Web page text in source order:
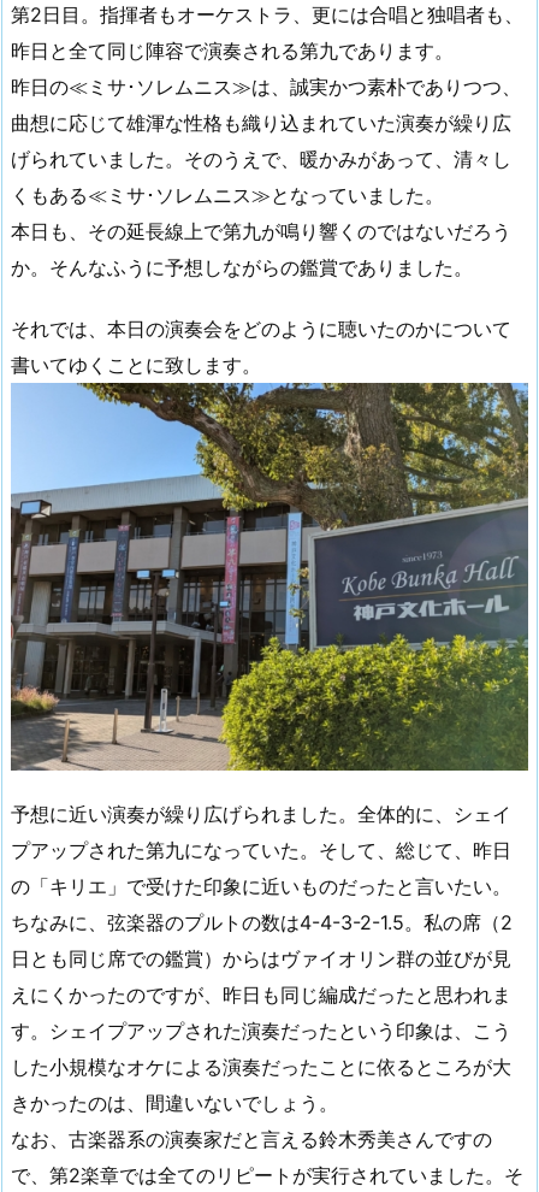
第2日目。指揮者もオーケストラ、更には合唱と独唱者も、
昨日と全て同じ陣容で演奏される第九であります。
昨日の≪ミサ･ソレムニス≫は、誠実かつ素朴でありつつ、
曲想に応じて雄渾な性格も織り込まれていた演奏が繰り広
げられていました。そのうえで、暖かみがあって、清々し
くもある≪ミサ･ソレムニス≫となっていました。
本日も、その延長線上で第九が鳴り響くのではないだろう
か。そんなふうに予想しながらの鑑賞でありました。
それでは、本日の演奏会をどのように聴いたのかについて
書いてゆくことに致します。
予想に近い演奏が繰り広げられました。全体的に、シェイ
プアップされた第九になっていた。そして、総じて、昨日
の「キリエ」で受けた印象に近いものだったと言いたい。
ちなみに、弦楽器のプルトの数は4-4-3-2-1.5。私の席（2
日とも同じ席での鑑賞）からはヴァイオリン群の並びが見
えにくかったのですが、昨日も同じ編成だったと思われま
す。シェイプアップされた演奏だったという印象は、こう
した小規模なオケによる演奏だったことに依るところが大
きかったのは、間違いないでしょう。
なお、古楽器系の演奏家だと言える鈴木秀美さんですの
で、第2楽章では全てのリピートが実行されていました。そ